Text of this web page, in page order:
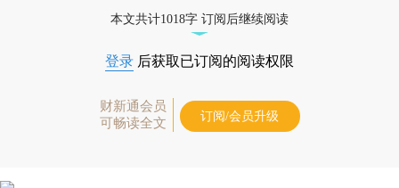
本文共计1018字 订阅后继续阅读
登录 后获取已订阅的阅读权限
财新通会员
可畅读全文
订阅/会员升级